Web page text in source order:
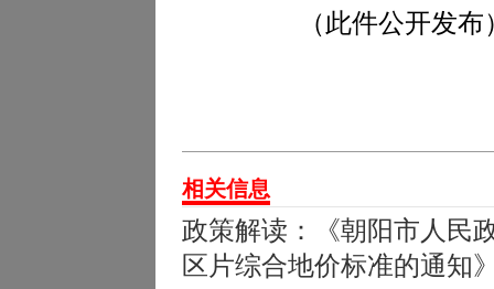
（此件公开发布
相关信息
政策解读：《朝阳市人民
区片综合地价标准的通知